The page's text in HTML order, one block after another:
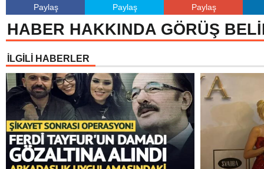
Paylaş Paylaş Paylaş
HABER HAKKINDA GÖRÜŞ
İLGİLİ HABERLER